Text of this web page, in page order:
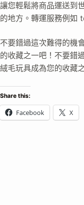
讓您輕鬆將商品運送到
的地方。轉運服務例如
不要錯過這次難得的機
的收藏之一吧！不要錯
絨毛玩具成為您的收藏
Share this:
Facebook X